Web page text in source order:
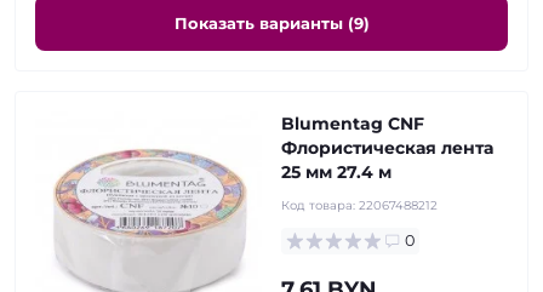
Показать варианты (9)
Blumentag CNF
Флористическая лента
25 мм 27.4 м
Код товара: 22067488212
0